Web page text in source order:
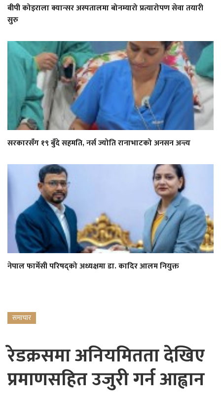
बीपी कोइराला क्यान्सर अस्पतालमा बोनम्यारो प्रत्यारोपण सेवा तयारी
सुरु
सरकारसँग १९ बुँदे सहमति, नर्स ज्योति रानाभाटको अनसन अन्त्य
नेपाल फार्मेसी परिषद्को अध्यक्षमा डा. कादिर आलम नियुक्त
समाचार
रेडक्रसमा अनियमितता देखिए
प्रमाणसहित उजुरी गर्न आह्वान